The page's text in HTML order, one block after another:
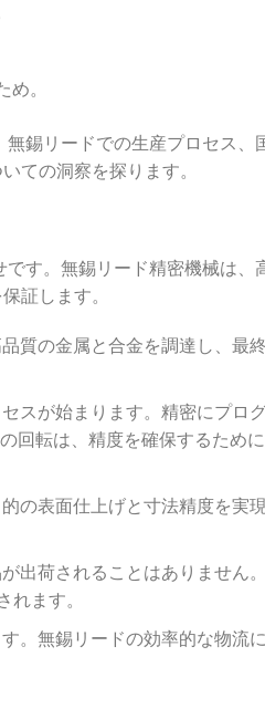
。
錫リードでの生産プロセス、
ての洞察を探ります。
す。無錫リード精密機械は、
証します。
質の金属と合金を調達し、最
スが始まります。精密にプロ
回転は、精度を確保するため
の表面仕上げと寸法精度を実
出荷されることはありません
れます。
。無錫リードの効率的な物流